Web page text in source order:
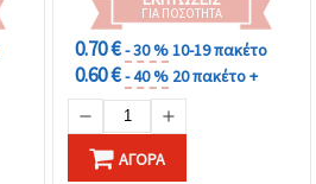
ΓΙΑ ΠΟΣΌΤΗΤΑ
0.70 €- 30 %10-19 πακέτο
0.60 €- 40 % 20 πακέτο +
ΑΓΟΡΆ